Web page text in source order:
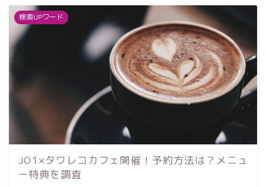
検索UPワード
JO1×タワレコカフェ開催！予約方法は？メニュ
ー特典を調査